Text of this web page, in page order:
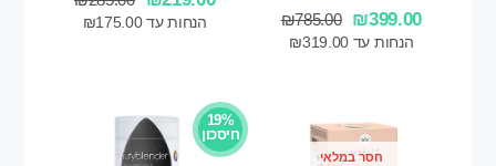
₪399.00
₪785.00
הנחות עד ₪319.00
הנחות עד ₪175.00
חסר במלאי
19%
חיסכון